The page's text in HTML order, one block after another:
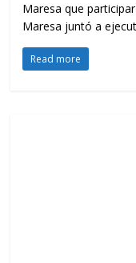
GM entregó
del
28 de febrero de 2019
,